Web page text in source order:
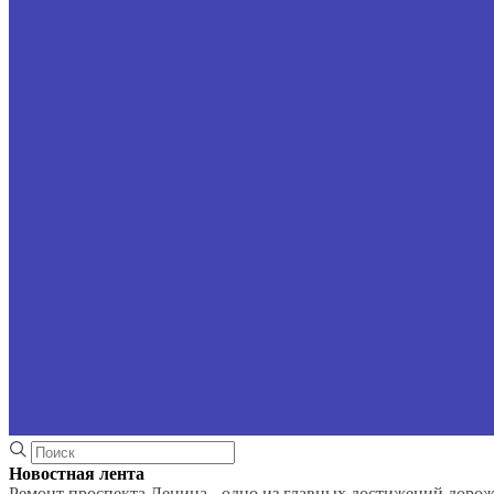
Новостная лента